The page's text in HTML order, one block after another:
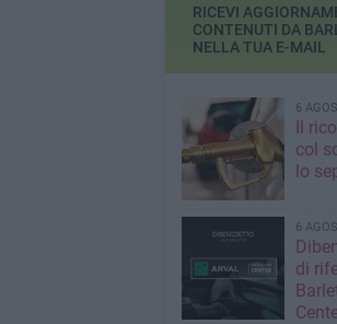
RICEVI
CONTENUTI DA
NELLA TUA E-MAIL
6
Il
col
lo
6
di